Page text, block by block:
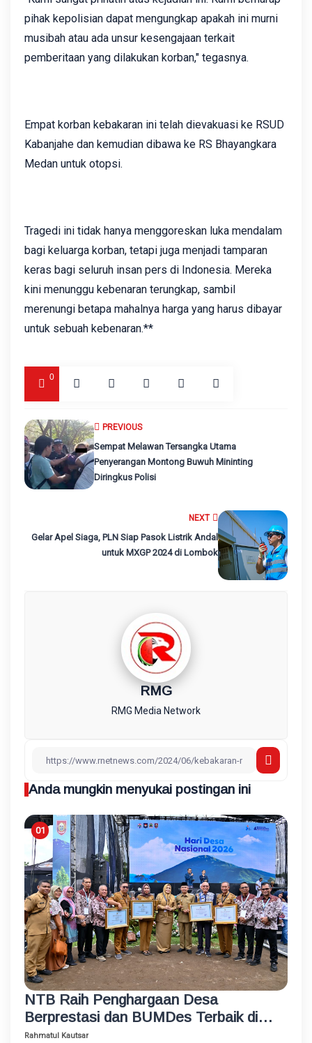
pihak kepolisian dapat mengungkap apakah ini murni
musibah atau ada unsur kesengajaan terkait
pemberitaan yang dilakukan korban," tegasnya.
Empat korban kebakaran ini telah dievakuasi ke RSUD
Kabanjahe dan kemudian dibawa ke RS Bhayangkara
Medan untuk otopsi.
Tragedi ini tidak hanya menggoreskan luka mendalam
bagi keluarga korban, tetapi juga menjadi tamparan
keras bagi seluruh insan pers di Indonesia. Mereka
kini menunggu kebenaran terungkap, sambil
merenungi betapa mahalnya harga yang harus dibayar
untuk sebuah kebenaran.**
0
NEXT
Gelar Apel Siaga, PLN Siap Pasok Listrik Andal
untuk MXGP 2024 di Lombok
PREVIOUS
Sempat Melawan Tersangka Utama
Penyerangan Montong Buwuh Mininting
Diringkus Polisi
RMG
RMG Media Network
Anda mungkin menyukai postingan ini
NTB Raih Penghargaan Desa
Berprestasi dan BUMDes Terbaik di
Hardesnas 2026
Rahmatul Kautsar